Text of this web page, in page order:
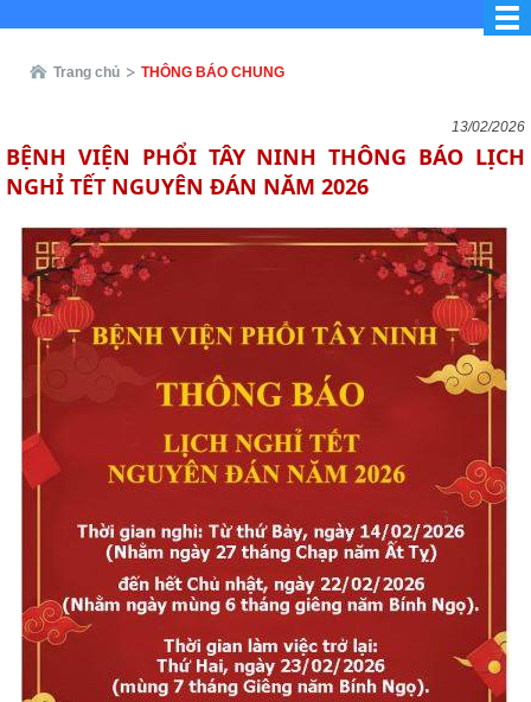
Trang chủ THÔNG BÁO CHUNG
13/02/2026
BỆNH VIỆN PHỔI TÂY NINH THÔNG BÁO LỊCH
NGHỈ TẾT NGUYÊN ĐÁN NĂM 2026